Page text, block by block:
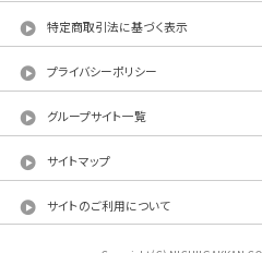
特定商取引法に基づく表示
プライバシーポリシー
グループサイト一覧
サイトマップ
サイトのご利用について